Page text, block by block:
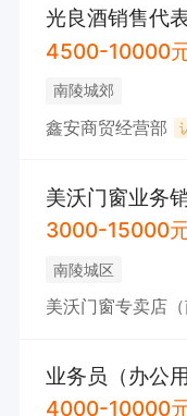
光良酒销售代
4500-10000
南陵城郊
鑫安商贸经营部
美沃门窗业务
3000-15000
南陵城区
业务员（办公用
4000-10000